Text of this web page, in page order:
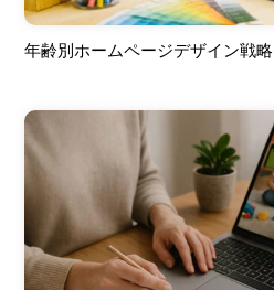
年齢別ホームページデザイン戦略